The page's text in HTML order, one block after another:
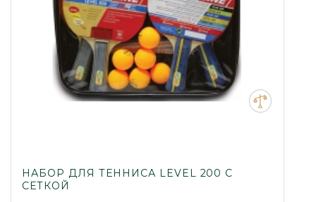
НАБОР ДЛЯ ТЕННИСА LEVEL 200 С
СЕТКОЙ